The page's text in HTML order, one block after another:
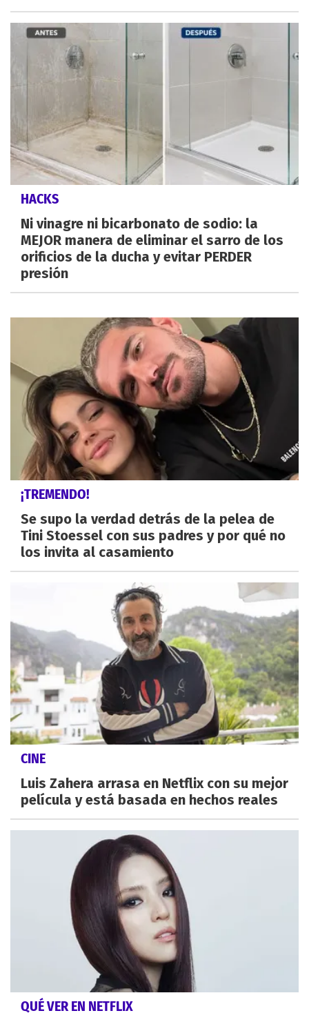
HACKS
Ni vinagre ni bicarbonato de sodio: la
MEJOR manera de eliminar el sarro de los
orificios de la ducha y evitar PERDER
presión
¡TREMENDO!
Se supo la verdad detrás de la pelea de
Tini Stoessel con sus padres y por qué no
los invita al casamiento
CINE
Luis Zahera arrasa en Netflix con su mejor
película y está basada en hechos reales
QUÉ VER EN NETFLIX